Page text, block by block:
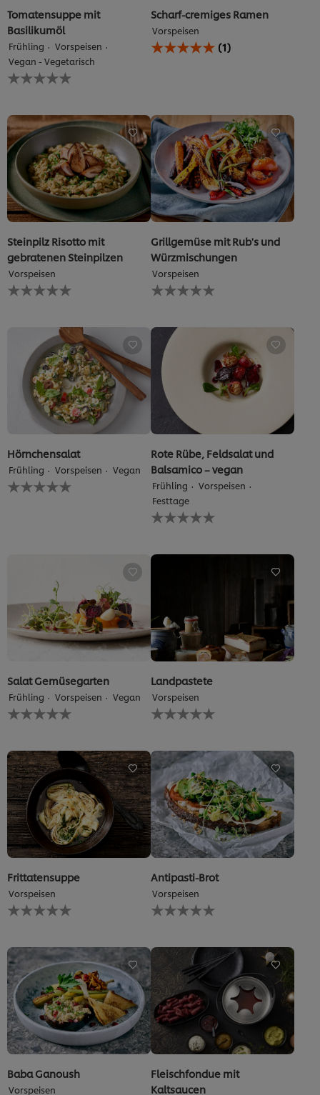
Tomatensuppe mit
Basilikumöl
Frühling
Vorspeisen
Vegan - Vegetarisch
Keine
Bewertungen
recipe
abgegeben
Scharf-cremiges Ramen
Vorspeisen
Die
durchschnittliche
Ramen
beträgt
5.0
von
5
aus
1
Bewertungen.
(1)
Steinpilz Risotto mit
gebratenen Steinpilzen
Vorspeisen
Keine
Bewertungen
abgegeben
Grillgemüse mit Rub's und
Würzmischungen
Vorspeisen
Keine
Bewertungen
recipe
abgegeben
Hörnchensalat
Frühling Vorspeisen Vegan
Keine
Bewertungen
Rote Rübe, Feldsalat und
Balsamico – vegan
Frühling
Vorspeisen
Festtage
Keine
Bewertungen
Salat Gemüsegarten
Frühling Vorspeisen Vegan
Keine
Bewertungen
recipe
abgegeben
Landpastete
Vorspeisen
Keine
Bewertungen
recipe
abgegeben
Frittatensuppe
Vorspeisen
Keine
Bewertungen
recipe
abgegeben
Antipasti-Brot
Vorspeisen
Keine
Bewertungen
recipe
abgegeben
Baba Ganoush
Vorspeisen
Fleischfondue mit
Kaltsaucen